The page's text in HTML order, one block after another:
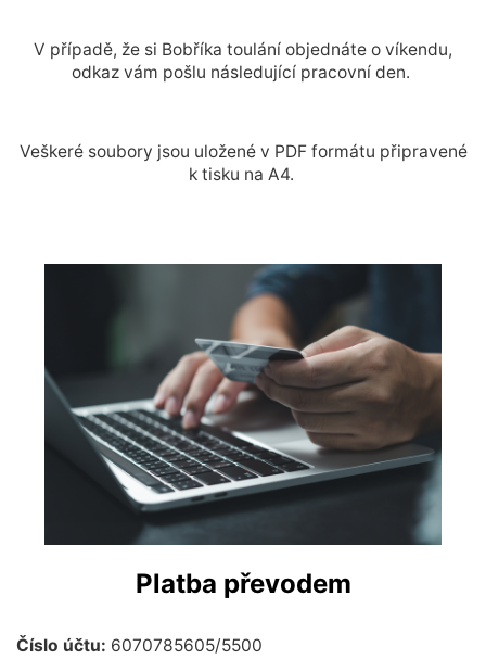
V případě, že si Bobříka toulání objednáte o víkendu,
odkaz vám pošlu následující pracovní den.
Veškeré soubory jsou uložené v PDF formátu připravené
k tisku na A4.
Platba převodem
Číslo účtu: 6070785605/5500